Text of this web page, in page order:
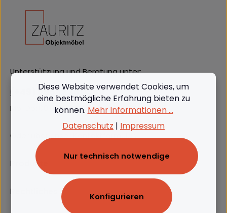
Unterstützung und Beratung unter:
(+49) 09562 3811380
Mo-Do: 08:00 - 16:00, Fr: 8:00 - 13:00
Oder über unserKontaktformular.
Produkte
Rechtliches
Diese Website verwendet Cookies, um
eine bestmögliche Erfahrung bieten zu
können. Mehr Informationen ...
Datenschutz | Impressum
Nur technisch notwendige
Konfigurieren